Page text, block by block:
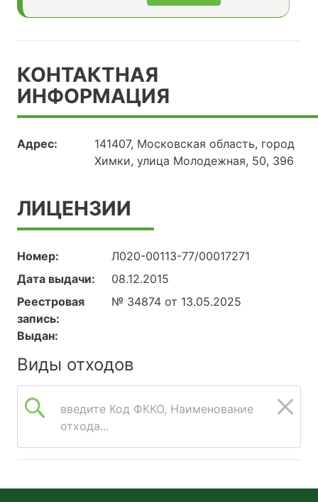
КОНТАКТНАЯ
ИНФОРМАЦИЯ
Адрес:
141407, Московская область, город
Химки, улица Молодежная, 50, 396
ЛИЦЕНЗИИ
Номер:
Л020-00113-77/00017271
Дата выдачи:
08.12.2015
Реестровая
запись:
№ 34874 от 13.05.2025
Выдан:
Виды отходов
введите Код ФККО, Наименование
отхода...